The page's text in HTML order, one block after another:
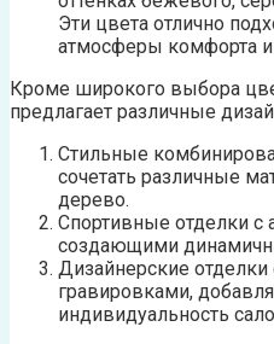
Эти цвета отлично
атмосферы комфорта и
Кроме широкого выбора
предлагает различные
Стильные
сочетать различные
дерево.
Спортивные отделки
создающими
Дизайнерские
гравировками,
индивидуальность